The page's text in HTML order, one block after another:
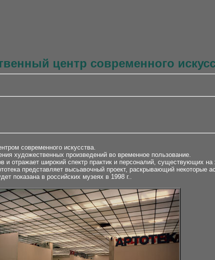
центр современного
современного искусства.
художественных произведений во временное пользование.
и отражает широкий спектр практик и персоналий, существующих
представляет высьавочный проект, раскрывающий некоторые
показана в российских музеях в 1998 г..